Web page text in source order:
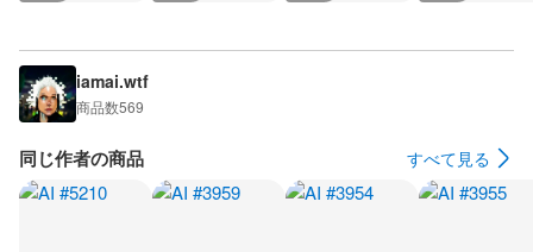
iamai.wtf
商品数569
同じ作者の商品 すべて見る